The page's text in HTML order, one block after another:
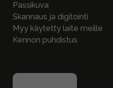
Passikuva
Skannaus ja digitointi
Myy käytetty laite meille
Kennon puhdistus